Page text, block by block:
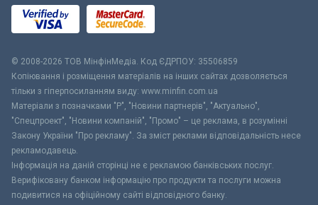
© 2008-2026 ТОВ МiнфiнМедiа. Код ЄДРПОУ: 35506859
Копіювання і розміщення матеріалів на інших сайтах дозволяється
тільки з гіперпосиланням виду: www.minfin.com.ua
Матеріали з позначками "Р", "Новини партнерів", "Актуально",
"Спецпроект", "Новини компаній", "Промо" – це реклама, в розумінні
Закону України "Про рекламу". За зміст реклами відповідальність несе
рекламодавець.
Інформація на даній сторінці не є рекламою банківських послуг.
Верифіковану банком інформацію про продукти та послуги можна
подивитися на офіційному сайті відповідного банку.